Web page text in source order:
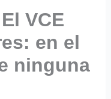
VCE
en el
ninguna